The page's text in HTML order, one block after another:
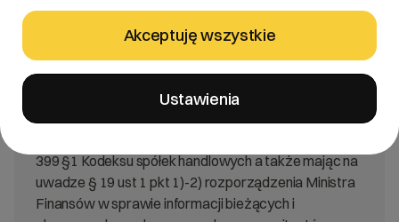
członkowskim z dnia 29 marca 2018 roku (Dz. U. z
2018 r. poz. 757)
399 §1 Kodeksu spółek handlowych a także mając na
uwadze § 19 ust 1 pkt 1)-2) rozporządzenia Ministra
Finansów w sprawie informacji bieżących i
Akceptuję wszystkie
Ustawienia